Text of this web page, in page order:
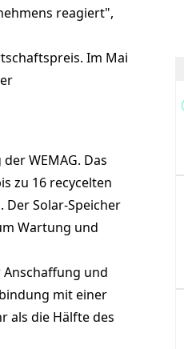
reagiert",
Im Mai
WEMAG. Das
zu 16 recycelten
Der Solar-Speicher
Wartung und
Anschaffung und
mit einer
als die Hälfte des